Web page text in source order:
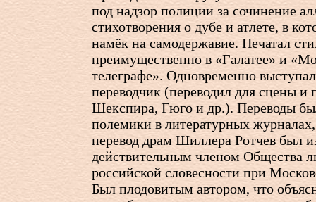
под надзор полиции за сочинение
стихотворения о дубе и атлете, в
намёк на самодержавие. Печатал
преимущественно в «Галатее» и
телеграфе». Одновременно
переводчик (переводил для сцены и
Шекспира, Гюго и др.). Переводы
полемики в литературных
перевод драм Шиллера Ротчев был
действительным членом Общества
российской словесности при
Был плодовитым автором, что